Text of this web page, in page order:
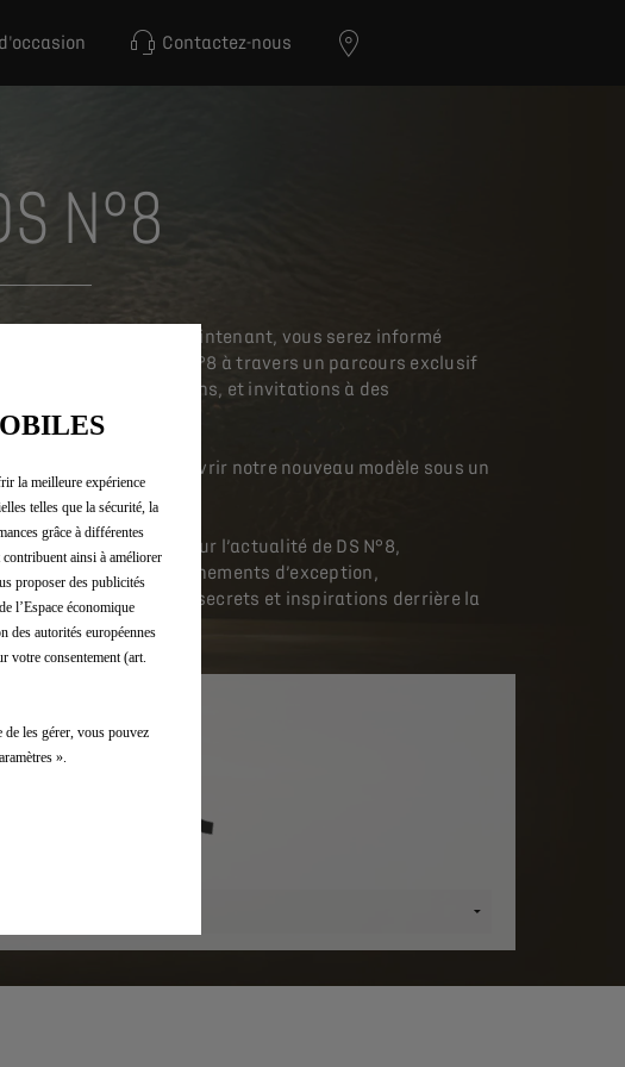
Contactez-nous
N°8
vous inscrivant dès maintenant, vous serez informé
moments clés de DS N°8 à travers un parcours exclusif
secrets, inspirations, et invitations à des
d'exception.
vous pour découvrir notre nouveau modèle sous un
regard en recevant :
les informations sur l’actualité de DS N°8,​
invitations à des événements d’exception,​
informations sur les secrets et inspirations derrière la
de DS N°8.​
votre modèle
la meilleure expérience
telles que la sécurité, la
grâce à différentes
contribuent ainsi à améliorer
proposer des publicités
l’Espace économique
des autorités européennes
votre consentement (art.
les gérer, vous pouvez
».